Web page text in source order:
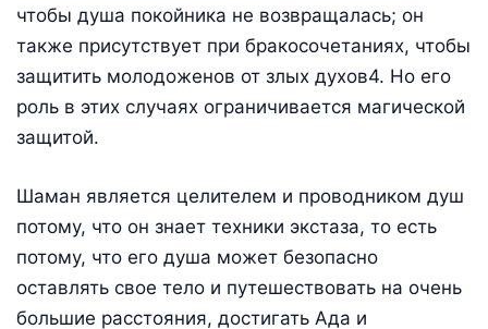
чтобы душа покойника не возвращалась; он
также присутствует при бракосочетаниях, чтобы
защитить молодоженов от злых духов4. Но его
роль в этих случаях ограничивается магической
защитой.
Шаман является целителем и проводником душ
потому, что он знает техники экстаза, то есть
потому, что его душа может безопасно
оставлять свое тело и путешествовать на очень
большие расстояния, достигать Ада и